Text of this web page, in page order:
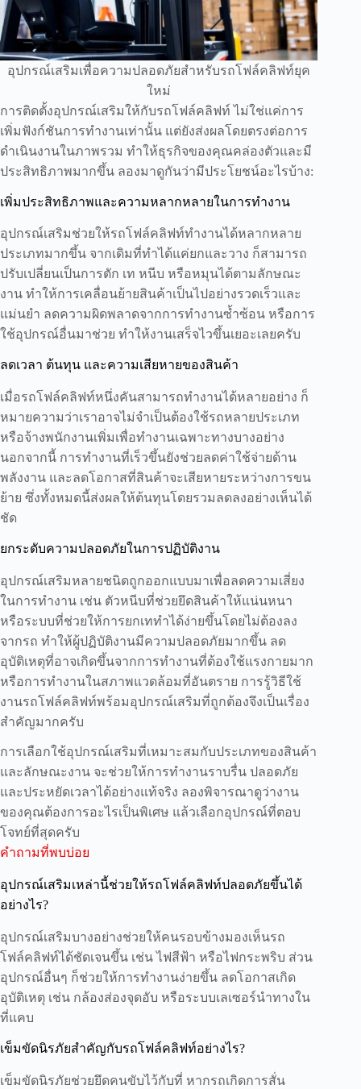
อุปกรณ์เสริมเพื่อความปลอดภัยสำหรับรถโฟล์คลิฟท์ยุค
ใหม่
การติดตั้งอุปกรณ์เสริมให้กับรถโฟล์คลิฟท์ ไม่ใช่แค่การ
เพิ่มฟังก์ชันการทำงานเท่านั้น แต่ยังส่งผลโดยตรงต่อการ
ดำเนินงานในภาพรวม ทำให้ธุรกิจของคุณคล่องตัวและมี
ประสิทธิภาพมากขึ้น ลองมาดูกันว่ามีประโยชน์อะไรบ้าง:
เพิ่มประสิทธิภาพและความหลากหลายในการทำงาน
อุปกรณ์เสริมช่วยให้รถโฟล์คลิฟท์ทำงานได้หลากหลาย
ประเภทมากขึ้น จากเดิมที่ทำได้แค่ยกและวาง ก็สามารถ
ปรับเปลี่ยนเป็นการตัก เท หนีบ หรือหมุนได้ตามลักษณะ
งาน ทำให้การเคลื่อนย้ายสินค้าเป็นไปอย่างรวดเร็วและ
แม่นยำ ลดความผิดพลาดจากการทำงานซ้ำซ้อน หรือการ
ใช้อุปกรณ์อื่นมาช่วย ทำให้งานเสร็จไวขึ้นเยอะเลยครับ
ลดเวลา ต้นทุน และความเสียหายของสินค้า
เมื่อรถโฟล์คลิฟท์หนึ่งคันสามารถทำงานได้หลายอย่าง ก็
หมายความว่าเราอาจไม่จำเป็นต้องใช้รถหลายประเภท
หรือจ้างพนักงานเพิ่มเพื่อทำงานเฉพาะทางบางอย่าง
นอกจากนี้ การทำงานที่เร็วขึ้นยังช่วยลดค่าใช้จ่ายด้าน
พลังงาน และลดโอกาสที่สินค้าจะเสียหายระหว่างการขน
ย้าย ซึ่งทั้งหมดนี้ส่งผลให้ต้นทุนโดยรวมลดลงอย่างเห็นได้
ชัด
ยกระดับความปลอดภัยในการปฏิบัติงาน
อุปกรณ์เสริมหลายชนิดถูกออกแบบมาเพื่อลดความเสี่ยง
ในการทำงาน เช่น ตัวหนีบที่ช่วยยึดสินค้าให้แน่นหนา
หรือระบบที่ช่วยให้การยกเททำได้ง่ายขึ้นโดยไม่ต้องลง
จากรถ ทำให้ผู้ปฏิบัติงานมีความปลอดภัยมากขึ้น ลด
อุบัติเหตุที่อาจเกิดขึ้นจากการทำงานที่ต้องใช้แรงกายมาก
หรือการทำงานในสภาพแวดล้อมที่อันตราย การรู้วิธีใช้
งานรถโฟล์คลิฟท์พร้อมอุปกรณ์เสริมที่ถูกต้องจึงเป็นเรื่อง
สำคัญมากครับ
การเลือกใช้อุปกรณ์เสริมที่เหมาะสมกับประเภทของสินค้า
และลักษณะงาน จะช่วยให้การทำงานราบรื่น ปลอดภัย
และประหยัดเวลาได้อย่างแท้จริง ลองพิจารณาดูว่างาน
ของคุณต้องการอะไรเป็นพิเศษ แล้วเลือกอุปกรณ์ที่ตอบ
โจทย์ที่สุดครับ
คำถามที่พบบ่อย
อุปกรณ์เสริมเหล่านี้ช่วยให้รถโฟล์คลิฟท์ปลอดภัยขึ้นได้
อย่างไร?
อุปกรณ์เสริมบางอย่างช่วยให้คนรอบข้างมองเห็นรถ
โฟล์คลิฟท์ได้ชัดเจนขึ้น เช่น ไฟสีฟ้า หรือไฟกระพริบ ส่วน
อุปกรณ์อื่นๆ ก็ช่วยให้การทำงานง่ายขึ้น ลดโอกาสเกิด
อุบัติเหตุ เช่น กล้องส่องจุดอับ หรือระบบเลเซอร์นำทางใน
ที่แคบ
เข็มขัดนิรภัยสำคัญกับรถโฟล์คลิฟท์อย่างไร?
เข็มขัดนิรภัยช่วยยึดคนขับไว้กับที่ หากรถเกิดการสั่น